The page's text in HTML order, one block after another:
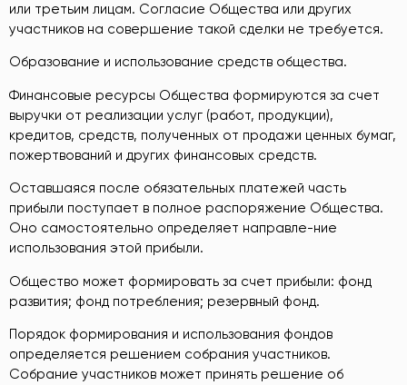
или третьим лицам. Согласие Общества или других
участников на совершение такой сделки не требуется.
Образование и использование средств общества.
Финансовые ресурсы Общества формируются за счет
выручки от реализации услуг (работ, продукции),
кредитов, средств, полученных от продажи ценных бумаг,
пожертвований и других финансовых средств.
Оставшаяся после обязательных платежей часть
прибыли поступает в полное распоряжение Общества.
Оно самостоятельно определяет направле-ние
использования этой прибыли.
Общество может формировать за счет прибыли: фонд
развития; фонд потребления; резервный фонд.
Порядок формирования и использования фондов
определяется решением собрания участников.
Собрание участников может принять решение об